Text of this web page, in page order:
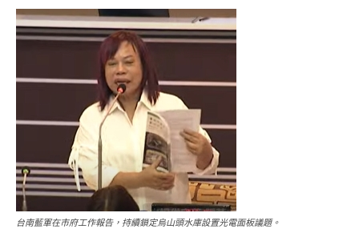
台南藍軍在市府工作報告，持續鎖定烏山頭水庫設置光電面板議題。